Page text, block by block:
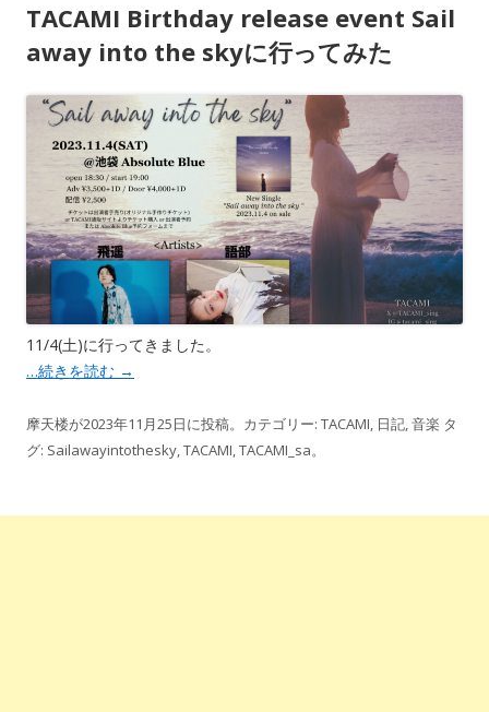
TACAMI Birthday release event Sail
away into the skyに行ってみた
11/4(土)に行ってきました。
…続きを読む →
摩天楼が2023年11月25日に投稿。カテゴリー: TACAMI, 日記,音楽 タ
グ: Sailawayintothesky,TACAMI,TACAMI_sa。